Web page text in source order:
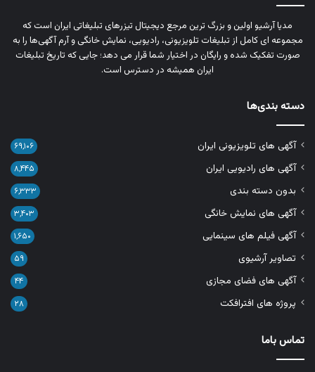
مدیا آرشیو اولین و بزرگ‌ ترین مرجع دیجیتال تیزرهای تبلیغاتی ایران است که
مجموعه‌ ای کامل از تبلیغات تلویزیونی، رادیویی، نمایش خانگی و آرم‌ آگهی‌ها را به‌
صورت تفکیک‌ شده و رایگان در اختیار شما قرار می‌ دهد؛ جایی که تاریخ تبلیغات
ایران همیشه در دسترس است.
دسته بندی‌ها
آگهی های تلویزیونی ایران ۶۹,۱۰۶
آگهی های رادیویی ایران ۸,۴۴۵
بدون دسته بندی ۶,۳۳۳
آگهی های نمایش خانگی ۳,۴۰۳
آگهی فیلم های سینمایی ۱,۶۵۰
تصاویر آرشیوی ۵۹
آگهی های فضای مجازی ۴۴
پروژه های افترافکت ۲۸
تماس باما